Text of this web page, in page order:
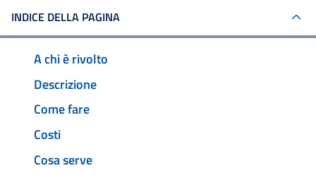
INDICE DELLA PAGINA
A chi è rivolto
Descrizione
Come fare
Costi
Cosa serve